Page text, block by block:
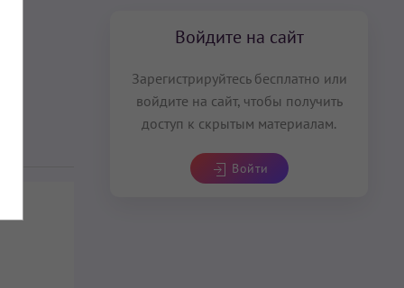
Войдите на сайт
Зарегистрируйтесь бесплатно или
войдите на сайт, чтобы получить
доступ к скрытым материалам.
Войти